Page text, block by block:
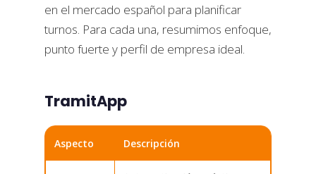
en el mercado español para planificar
turnos. Para cada una, resumimos enfoque,
punto fuerte y perfil de empresa ideal.
TramitApp
Aspecto Descripción